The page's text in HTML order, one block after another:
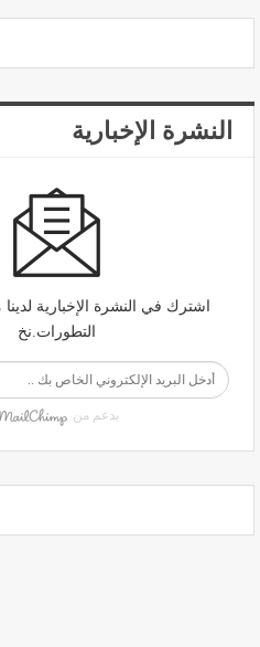
النشرة الإخبارية
اشترك في النشرة الإخبارية
التطورات.نخ
بدعم من